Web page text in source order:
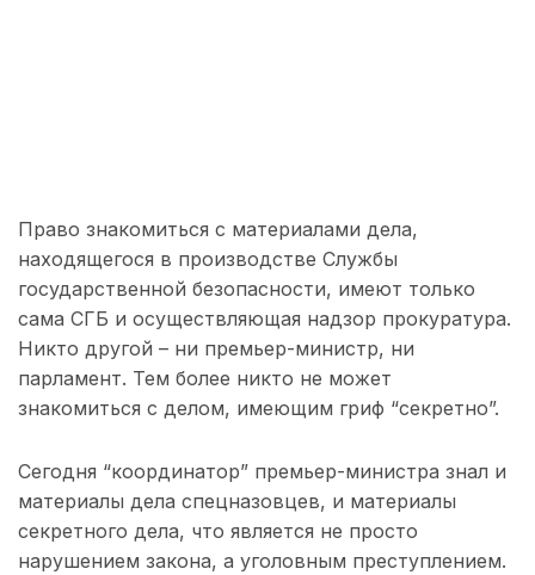
Право знакомиться с материалами дела,
находящегося в производстве Службы
государственной безопасности, имеют только
сама СГБ и осуществляющая надзор прокуратура.
Никто другой – ни премьер-министр, ни
парламент. Тем более никто не может
знакомиться с делом, имеющим гриф “секретно”.
Сегодня “координатор” премьер-министра знал и
материалы дела спецназовцев, и материалы
секретного дела, что является не просто
нарушением закона, а уголовным преступлением.